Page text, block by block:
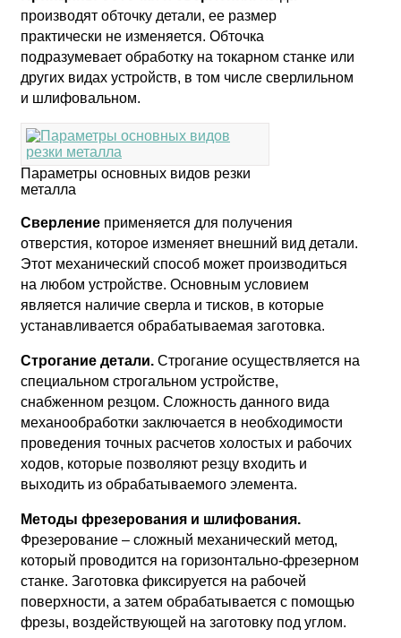
производят обточку детали, ее размер
практически не изменяется. Обточка
подразумевает обработку на токарном станке или
других видах устройств, в том числе сверлильном
и шлифовальном.
Параметры основных видов резки
металла
Сверление применяется для получения
отверстия, которое изменяет внешний вид детали.
Этот механический способ может производиться
на любом устройстве. Основным условием
является наличие сверла и тисков, в которые
устанавливается обрабатываемая заготовка.
Строгание детали. Строгание осуществляется на
специальном строгальном устройстве,
снабженном резцом. Сложность данного вида
механообработки заключается в необходимости
проведения точных расчетов холостых и рабочих
ходов, которые позволяют резцу входить и
выходить из обрабатываемого элемента.
Методы фрезерования и шлифования.
Фрезерование – сложный механический метод,
который проводится на горизонтально-фрезерном
станке. Заготовка фиксируется на рабочей
поверхности, а затем обрабатывается с помощью
фрезы, воздействующей на заготовку под углом.